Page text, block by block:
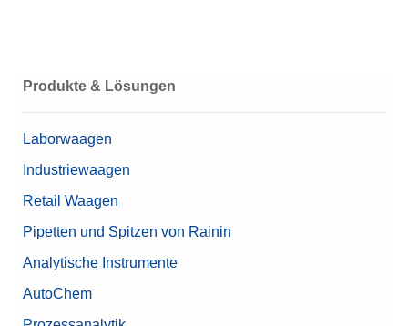
Produkte & Lösungen
Laborwaagen
Industriewaagen
Retail Waagen
Pipetten und Spitzen von Rainin
Analytische Instrumente
AutoChem